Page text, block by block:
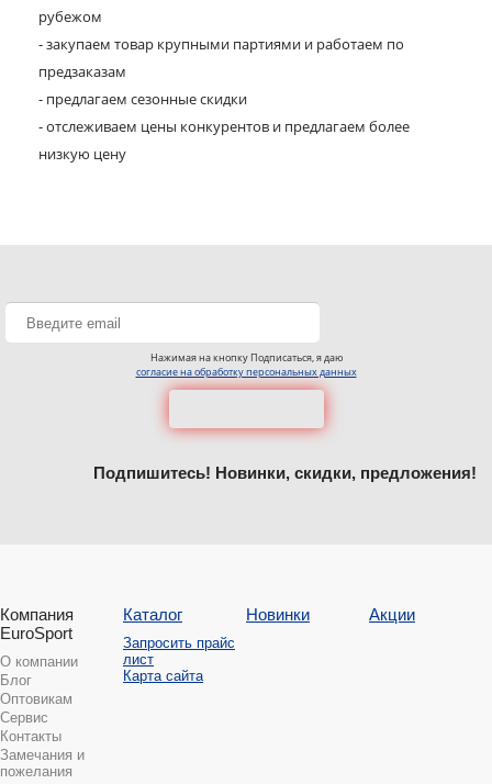
рубежом
- закупаем товар крупными партиями и работаем по
предзаказам
- предлагаем сезонные скидки
- отслеживаем цены конкурентов и предлагаем более
низкую цену
Нажимая на кнопку Подписаться, я даю
согласие на обработку персональных данных
Подпишитесь! Новинки, скидки, предложения!
Компания
EuroSport
О компании
Блог
Оптовикам
Сервис
Контакты
Замечания и
пожелания
Каталог
Запросить прайс
лист
Карта сайта
Новинки Акции